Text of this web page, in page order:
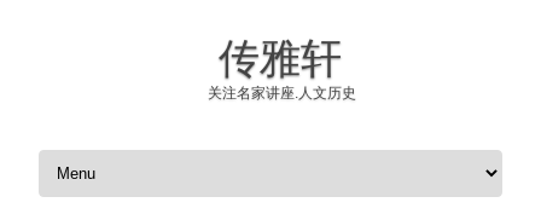
传雅轩
关注名家讲座.人文历史
Skip to content